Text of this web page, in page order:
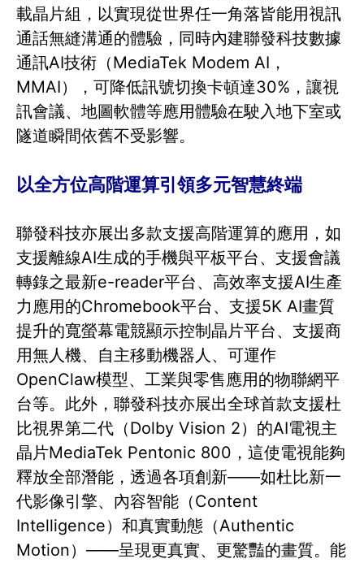
載晶片組，以實現從世界任一角落皆能用視訊
通話無縫溝通的體驗，同時內建聯發科技數據
通訊AI技術（MediaTek Modem AI，
MMAI），可降低訊號切換卡頓達30%，讓視
訊會議、地圖軟體等應用體驗在駛入地下室或
隧道瞬間依舊不受影響。
以全方位高階運算引領多元智慧終端
聯發科技亦展出多款支援高階運算的應用，如
支援離線AI生成的手機與平板平台、支援會議
轉錄之最新e-reader平台、高效率支援AI生產
力應用的Chromebook平台、支援5K AI畫質
提升的寬螢幕電競顯示控制晶片平台、支援商
用無人機、自主移動機器人、可運作
OpenClaw模型、工業與零售應用的物聯網平
台等。此外，聯發科技亦展出全球首款支援杜
比視界第二代（Dolby Vision 2）的AI電視主
晶片MediaTek Pentonic 800，這使電視能夠
釋放全部潛能，透過各項創新——如杜比新一
代影像引擎、內容智能（Content
Intelligence）和真實動態（Authentic
Motion）——呈現更真實、更驚豔的畫質。能